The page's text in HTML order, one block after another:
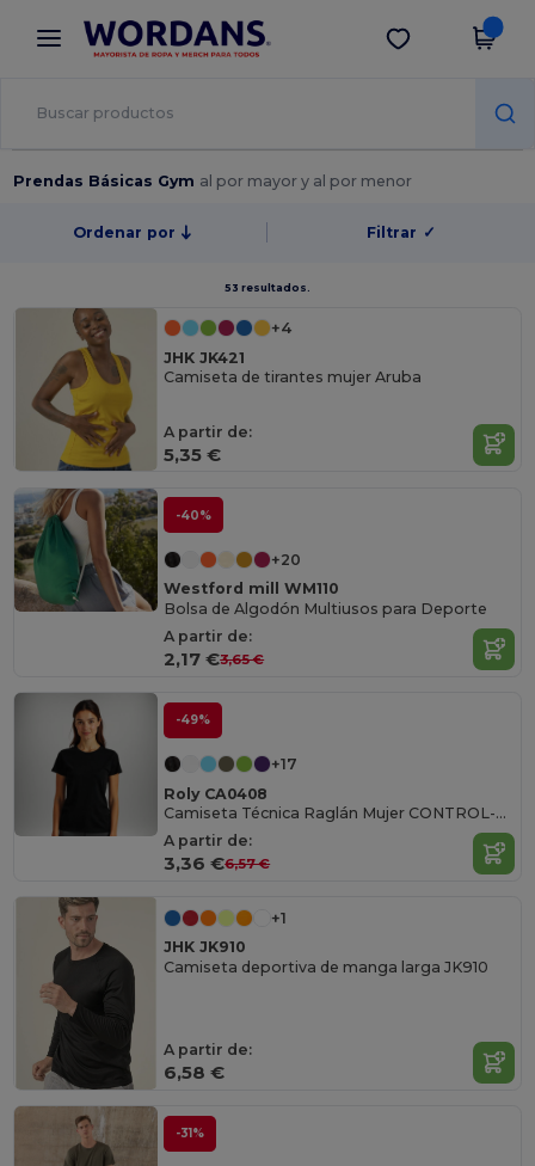
× App de Wordans
¡Mejores precios en app!
Descargar app
Prendas Básicas Gym al por mayor y al por menor
Ordenar por Filtrar ✓
53 resultados.
+4
JHK JK421
Camiseta de tirantes mujer Aruba
A partir de:
5,35 €
-40%
+20
Westford mill WM110
Bolsa de Algodón Multiusos para Deporte
A partir de:
2,17 €3,65 €
-49%
+17
Roly CA0408
Camiseta Técnica Raglán Mujer CONTROL-DRY
A partir de:
3,36 €6,57 €
+1
JHK JK910
Camiseta deportiva de manga larga JK910
A partir de:
6,58 €
-31%